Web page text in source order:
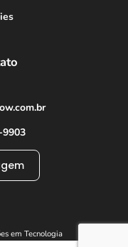
em Tecnologia